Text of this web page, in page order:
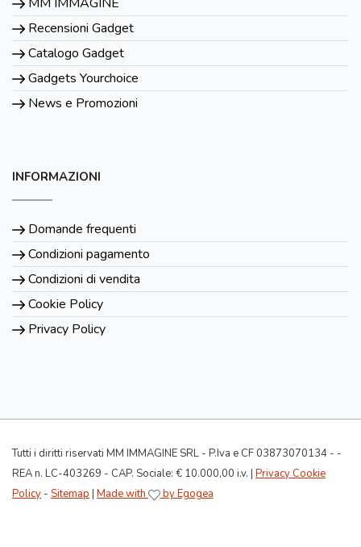
MM IMMAGINE
Recensioni Gadget
Catalogo Gadget
Gadgets Yourchoice
News e Promozioni
INFORMAZIONI
Domande frequenti
Condizioni pagamento
Condizioni di vendita
Cookie Policy
Privacy Policy
Tutti i diritti riservati MM IMMAGINE SRL - P.Iva e CF 03873070134 - -
REA n. LC-403269 - CAP. Sociale: € 10.000,00 i.v. | Privacy Cookie
Policy - Sitemap Made with by Egogea